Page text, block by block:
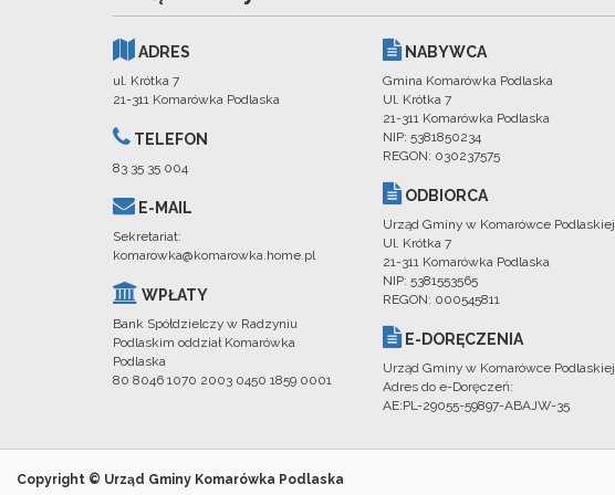
ADRES
ul. Krótka 7
21-311 Komarówka Podlaska
TELEFON
83 35 35 004
E-MAIL
Sekretariat:
komarowka@komarowka.home.pl
WPŁATY
Bank Spółdzielczy w Radzyniu
Podlaskim oddział Komarówka
Podlaska
80 8046 1070 2003 0450 1859 0001
NABYWCA
Gmina Komarówka Podlaska
Ul. Krótka 7
21-311 Komarówka Podlaska
NIP: 5381850234
REGON: 030237575
ODBIORCA
Urząd Gminy w Komarówce Podlaskiej
Ul. Krótka 7
21-311 Komarówka Podlaska
NIP: 5381553565
REGON: 000545811
E-DORĘCZENIA
Urząd Gminy w Komarówce Podlaskiej
Adres do e-Doręczeń:
AE:PL-29055-59897-ABAJW-35
Copyright © Urząd Gminy Komarówka Podlaska